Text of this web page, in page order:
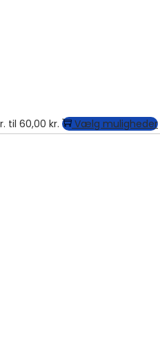
til 60,00 kr. Vælg muligheder